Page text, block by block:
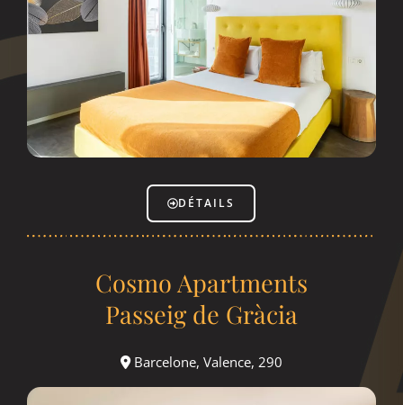
DÉTAILS
Cosmo Apartments
Passeig de Gràcia
Barcelone, Valence, 290